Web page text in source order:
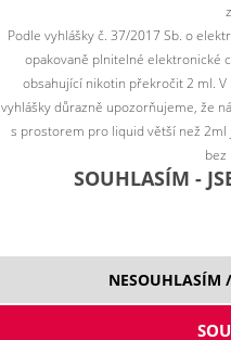
Podle vyhlášky č. 37/2017 Sb. o
opakovaně plnitelné elektronické
obsahující nikotin překročit 2 ml.
vyhlášky důrazně upozorňujeme, že
s prostorem pro liquid větší než
bez
SOUHLASÍM -
NESOUHLASÍM